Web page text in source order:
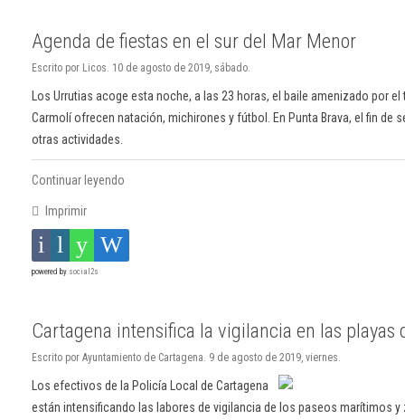
Agenda de fiestas en el sur del Mar Menor
Escrito por Licos. 10 de agosto de 2019, sábado.
Los Urrutias acoge esta noche, a las 23 horas, el baile amenizado por
Carmolí ofrecen natación, michirones y fútbol. En Punta Brava, el fin de
otras actividades.
Continuar leyendo
Imprimir
powered by social2s
Cartagena intensifica la vigilancia en las
Escrito por Ayuntamiento de Cartagena. 9 de agosto de 2019, viernes.
Los efectivos de la Policía Local de Cartagena
están intensificando las labores de vigilancia de los paseos marítimos